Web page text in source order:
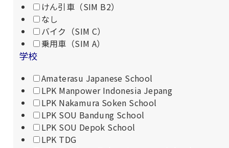
けん引車（SIM B2）
なし
バイク（SIM C）
乗用車（SIM A）
学校
Amaterasu Japanese School
LPK Manpower Indonesia Jepang
LPK Nakamura Soken School
LPK SOU Bandung School
LPK SOU Depok School
LPK TDG